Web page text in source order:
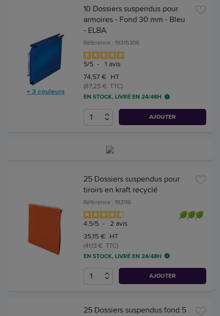
+ 3 couleurs
10 Dossiers suspendus pour
armoires - Fond 30 mm - Bleu
- ELBA
Référence : 19315306
5/5 - 1 avis
74,57 € HT
(87,25 € TTC)
EN STOCK, LIVRÉ EN 24/48H
AJOUTER
25 Dossiers suspendus pour
tiroirs en kraft recyclé
Référence : 193116
4.5/5 - 2 avis
35,15 € HT
(41,13 € TTC)
EN STOCK, LIVRÉ EN 24/48H
AJOUTER
25 Dossiers suspendus fond 5